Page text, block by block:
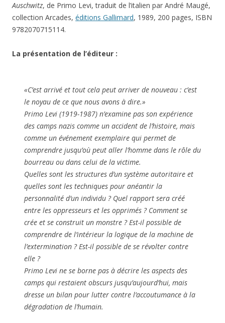
Auschwitz, de Primo Levi, traduit de l’italien par André Maugé,
collection Arcades, éditions Gallimard, 1989, 200 pages, ISBN
9782070715114.
La présentation de l’éditeur :
«C’est arrivé et tout cela peut arriver de nouveau : c’est
le noyau de ce que nous avons à dire.»
Primo Levi (1919-1987) n’examine pas son expérience
des camps nazis comme un accident de l’histoire, mais
comme un événement exemplaire qui permet de
comprendre jusqu’où peut aller l’homme dans le rôle du
bourreau ou dans celui de la victime.
Quelles sont les structures d’un système autoritaire et
quelles sont les techniques pour anéantir la
personnalité d’un individu ? Quel rapport sera créé
entre les oppresseurs et les opprimés ? Comment se
crée et se construit un monstre ? Est-il possible de
comprendre de l’intérieur la logique de la machine de
l’extermination ? Est-il possible de se révolter contre
elle ?
Primo Levi ne se borne pas à décrire les aspects des
camps qui restaient obscurs jusqu’aujourd’hui, mais
dresse un bilan pour lutter contre l’accoutumance à la
dégradation de l’humain.